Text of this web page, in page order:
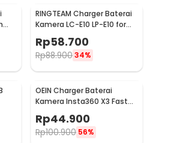
RINGTEAM Charger Baterai
Kamera LC-E10 LP-E10 for
Canon EOS 1100D X50 - LC-
E10
Rp58.700
Rp88.90034%
OEIN Charger Baterai
Kamera Insta360 X3 Fast
Rp44.900
Rp100.900 56%